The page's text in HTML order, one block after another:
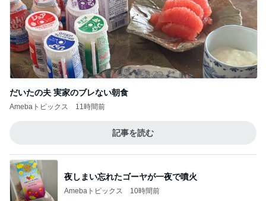
だいたの夫 実家のブレない朝食
Amebaトピックス 11時間前
記事を読む
夜しまい忘れたゴーヤが一夜で噴火
Amebaトピックス 10時間前